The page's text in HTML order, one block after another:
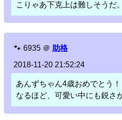
こりゃあ下克上は難しそうだ。
🐾 6935 ＠ 助格
2018-11-20 21:52:24
あんずちゃん4歳おめでとう！
なるほど、可愛い中にも鋭さ